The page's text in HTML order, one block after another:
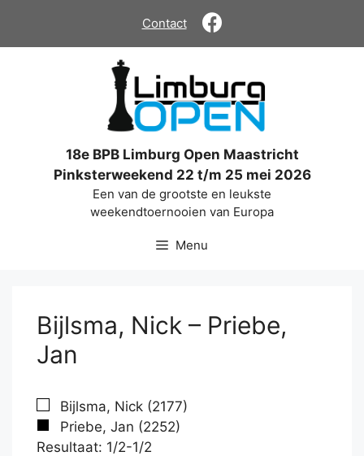
de
Contact
18e BPB Limburg Open Maastricht
Pinksterweekend 22 t/m 25 mei 2026
Een van de grootste en leukste
weekendtoernooien van Europa
Menu
Bijlsma, Nick – Priebe,
Jan
Bijlsma, Nick (2177)
Priebe, Jan (2252)
Resultaat: 1/2-1/2